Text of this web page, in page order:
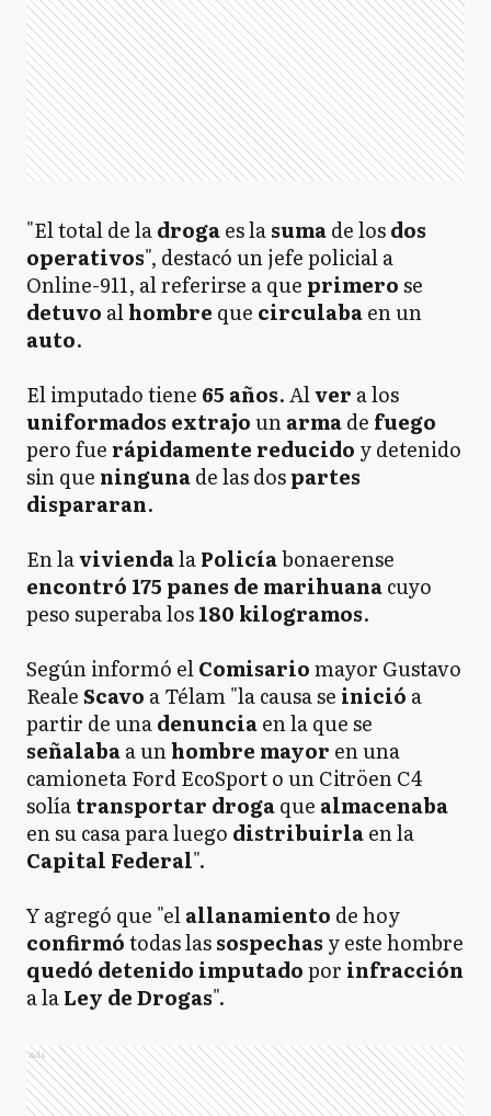
"El total de ladrogaes lasumade losdos
operativos", destacó un jefe policial a
Online-911, al referirse a que primerose
detuvo alhombre que circulabaen un
auto.
El imputado tiene 65 años. Alver a los
uniformados extrajounarmade fuego
pero fue rápidamente reducido y detenido
sin que ningunade las dospartes
dispararan.
En laviviendalaPolicíabonaerense
encontró 175 panes de marihuanacuyo
peso superaba los180 kilogramos.
Según informó elComisariomayor Gustavo
RealeScavo a Télam "la causa se inició a
partir de unadenunciaen la que se
señalabaa unhombre mayor en una
camioneta Ford EcoSport o un Citröen C4
solíatransportar drogaque almacenaba
en su casa para luego distribuirlaen la
Capital Federal".
Y agregó que "elallanamiento de hoy
confirmótodas lassospechas y este hombre
quedó detenido imputadopor infracción
a laLey de Drogas".
Ads